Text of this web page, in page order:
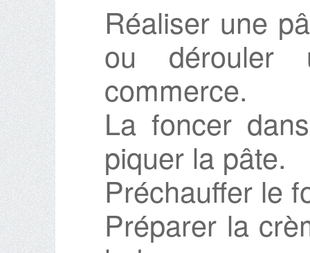
Réaliser une
ou dérouler
commerce.
La foncer
piquer la pâte.
Préchauffer le
Préparer la